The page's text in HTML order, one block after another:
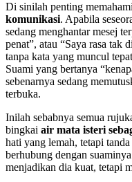
Di sinilah penting
komunikasi. Apabila
sedang menghantar mesej
penat”, atau “Saya rasa tak
tanpa kata yang muncul
Suami yang bertanya
sebenarnya sedang
terbuka.
Inilah sebabnya semua
bingkai air mata isteri
hati yang lemah, tetapi
berhubung dengan
menjadikan dia kuat, tetapi